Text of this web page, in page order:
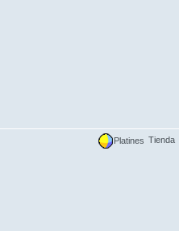
Platines Tienda